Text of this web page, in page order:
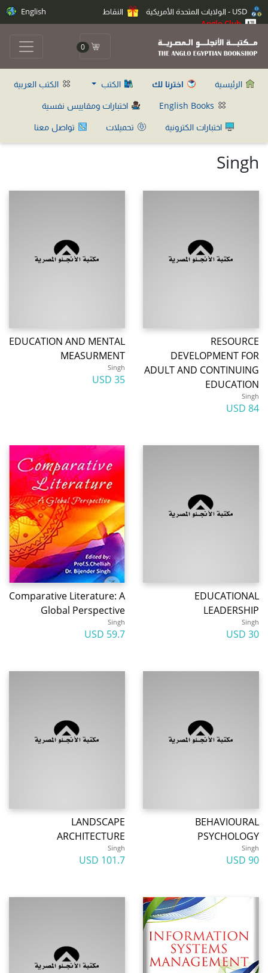
النقاط
Anglo Club
English
0
الرئيسية اخترنا لك الكتب
الكتب العربية
اختبارات ومقاييس نفسية
اختبارات الكترونية
تحميلات تواصل معنا
Singh
RESOURCE
DEVELOPMENT FOR
ADULT AND CONTINUING
EDUCATION
Singh
84 USD
EDUCATION AND MENTAL
MEASURMENT
Singh
35 USD
EDUCATIONAL
LEADERSHIP
Singh
30 USD
Comparative Literature: A
Global Perspective
Singh
59.7 USD
BEHAVIOURAL
PSYCHOLOGY
Singh
90 USD
LANDSCAPE
ARCHITECTURE
Singh
101.7 USD